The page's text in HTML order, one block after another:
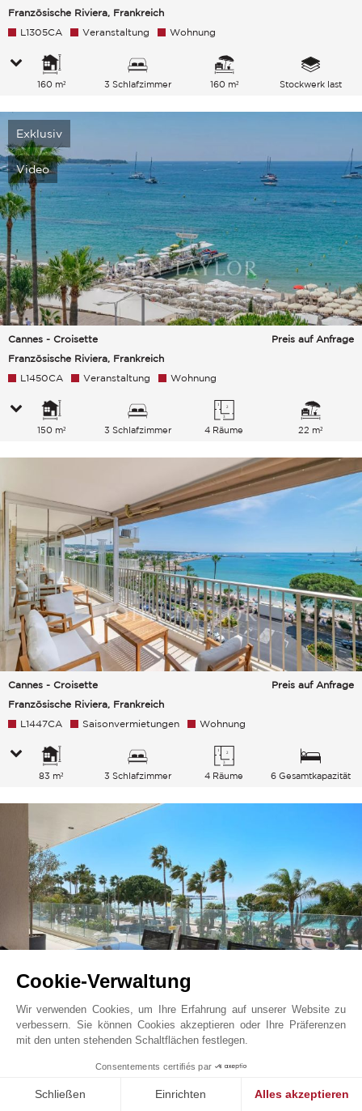
Französische Riviera, Frankreich
L1305CA Veranstaltung Wohnung
160 m² 3 Schlafzimmer 160 m² Stockwerk last
Exklusiv
Video
Cannes - Croisette
Französische Riviera, Frankreich
Preis auf Anfrage
L1450CA Veranstaltung Wohnung
150 m² 3 Schlafzimmer 4 Räume 22 m²
Cannes - Croisette
Französische Riviera, Frankreich
Preis auf Anfrage
L1447CA Saisonvermietungen Wohnung
83 m² 3 Schlafzimmer 4 Räume 6 Gesamtkapazität
Cannes - Croisette
Preis auf Anfrage
Veranstaltung Wohnung
Cookie-Verwaltung
Wir verwenden Cookies, um Ihre Erfahrung auf unserer Website zu
verbessern. Sie können Cookies akzeptieren oder Ihre Präferenzen
mit den unten stehenden Schaltflächen festlegen.
Consentements certifiés par
Schließen Einrichten Alles akzeptieren